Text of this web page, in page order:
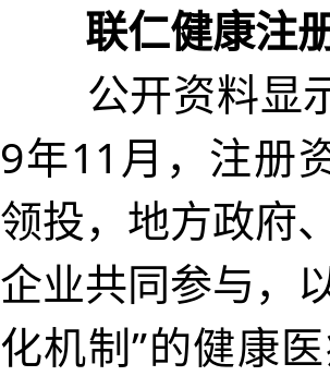
联仁健康注
公开资料显示
9年11月，注册
领投，地方政府
企业共同参与，
化机制”的健康